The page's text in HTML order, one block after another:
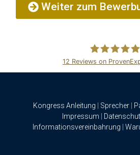
Weiter zum
12 Reviews on
Kongress Anleitung Sprecher|
Impressum
Informationsvereinbahrung